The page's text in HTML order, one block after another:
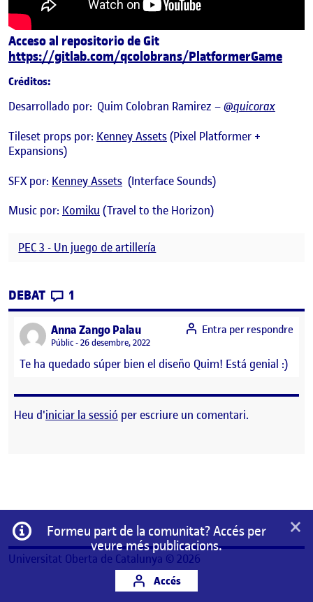
Acceso al repositorio de Git
https://gitlab.com/qcolobrans/PlatformerGame
Créditos:
Desarrollado por: Quim Colobran Ramirez –@quicorax
Tileset props por: Kenney Assets(Pixel Platformer +
Expansions)
SFX por: Kenney Assets (Interface Sounds)
Music por: Komiku (Travel to the Horizon)
PEC 3 - Un juego de artillería
DEBAT CONTRIBUTIONS
1
Anna Zango Palausays:
Visibilitat:
Públic 26 desembre, 2022
Te ha quedado súper bien el diseño Quim! Está genial :)
Entra per respondre
Heu d'iniciar la sessió per escriure un comentari.
Informació
Formeu part de la comunitat? Accés per
veure més publicacions.
Accés
×
Universitat Oberta de Catalunya © 2026